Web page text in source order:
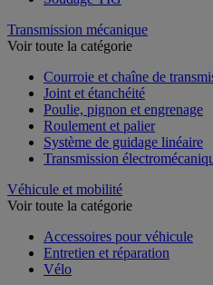
Transmission mécanique
Voir toute la catégorie
Courroie et chaîne de
Joint et étanchéité
Poulie, pignon et engrenage
Roulement et palier
Système de guidage linéaire
Transmission
Véhicule et mobilité
Voir toute la catégorie
Accessoires pour véhicule
Entretien et réparation
Vélo